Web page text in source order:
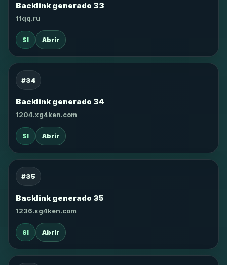
Backlink generado 33
11qq.ru
SI Abrir
#34
Backlink generado 34
1204.xg4ken.com
SI Abrir
#35
Backlink generado 35
1236.xg4ken.com
SI Abrir